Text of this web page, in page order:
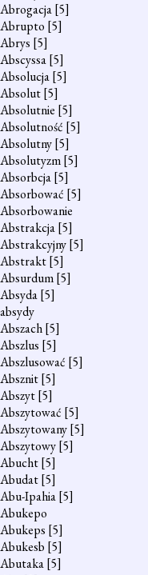
Abrogacja[5]
Abrupto [5]
Abrys [5]
Abscyssa[5]
Absolucja[5]
Absolut[5]
Absolutnie [5]
Absolutność [5]
Absolutny[5]
Absolutyzm[5]
Absorbcja[5]
Absorbować [5]
Absorbowanie
Abstrakcja[5]
Abstrakcyjny[5]
Abstrakt[5]
Absurdum[5]
Absyda[5]
absydy
Abszach[5]
Abszlus [5]
Abszlusować [5]
Absznit[5]
Abszyt[5]
Abszytować [5]
Abszytowany[5]
Abszytowy[5]
Abucht[5]
Abudat[5]
Abu-Ipahia[5]
Abukepo
Abukeps [5]
Abukesb [5]
Abutaka[5]